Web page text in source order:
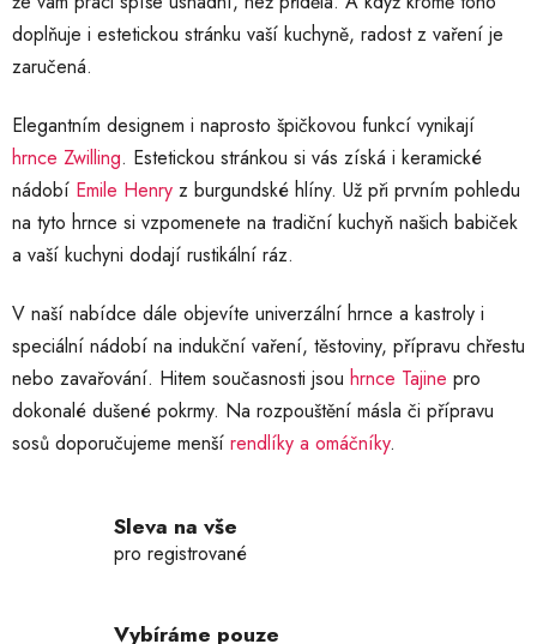
doplňuje i estetickou stránku vaší kuchyně, radost z vaření je
zaručená.
Elegantním designem i naprosto špičkovou funkcí vynikají
hrnce Zwilling. Estetickou stránkou si vás získá i keramické
nádobí Emile Henry z burgundské hlíny. Už při prvním pohledu
na tyto hrnce si vzpomenete na tradiční kuchyň našich babiček
a vaší kuchyni dodají rustikální ráz.
V naší nabídce dále objevíte univerzální hrnce a kastroly i
speciální nádobí na indukční vaření, těstoviny, přípravu chřestu
nebo zavařování. Hitem současnosti jsou hrnce Tajine pro
dokonalé dušené pokrmy. Na rozpouštění másla či přípravu
sosů doporučujeme menší rendlíky a omáčníky.
Sleva na vše
pro registrované
Vybíráme pouze